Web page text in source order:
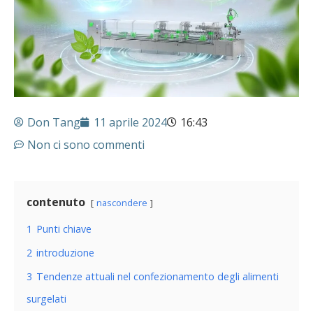
Don Tang 11 aprile 2024
16:43
Non ci sono commenti
contenuto nascondere
1 Punti chiave
2 introduzione
3 Tendenze attuali nel confezionamento degli alimenti
surgelati